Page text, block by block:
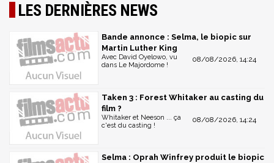
LES DERNIÈRES NEWS
Bande annonce : Selma, le biopic sur
Martin Luther King
08/08/2026, 14:24
Avec David Oyelowo, vu
dans Le Majordome !
Taken 3 : Forest Whitaker au casting du
film ?
08/08/2026, 14:24
Whitaker et Neeson ... ça
c'est du casting !
Selma : Oprah Winfrey produit le biopic